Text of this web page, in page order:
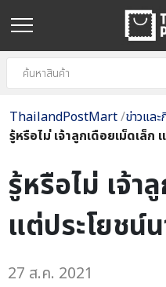
ThailandPostMart/ข่าวแล
รู้หรือไม่ เจ้าลูกเดือยเม็ดเล็ก
รู้หรือไม่ เจ้า
แต่ประโยชน์
27 ส.ค. 2021